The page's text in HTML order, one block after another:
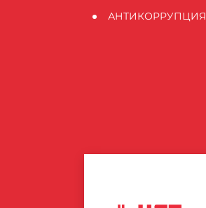
АНТИКОРРУПЦИЯ